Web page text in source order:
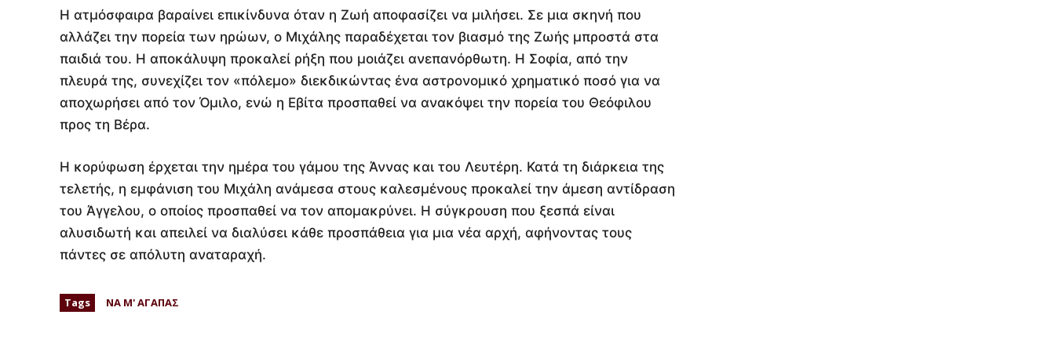
Η ατμόσφαιρα βαραίνει επικίνδυνα όταν η Ζωή αποφασίζει να μιλήσει. Σε μια σκηνή που
αλλάζει την πορεία των ηρώων, ο Μιχάλης παραδέχεται τον βιασμό της Ζωής μπροστά στα
παιδιά του. Η αποκάλυψη προκαλεί ρήξη που μοιάζει ανεπανόρθωτη. Η Σοφία, από την
πλευρά της, συνεχίζει τον «πόλεμο» διεκδικώντας ένα αστρονομικό χρηματικό ποσό για να
αποχωρήσει από τον Όμιλο, ενώ η Εβίτα προσπαθεί να ανακόψει την πορεία του Θεόφιλου
προς τη Βέρα.
Η κορύφωση έρχεται την ημέρα του γάμου της Άννας και του Λευτέρη. Κατά τη διάρκεια της
τελετής, η εμφάνιση του Μιχάλη ανάμεσα στους καλεσμένους προκαλεί την άμεση αντίδραση
του Άγγελου, ο οποίος προσπαθεί να τον απομακρύνει. Η σύγκρουση που ξεσπά είναι
αλυσιδωτή και απειλεί να διαλύσει κάθε προσπάθεια για μια νέα αρχή, αφήνοντας τους
πάντες σε απόλυτη αναταραχή.
Tags ΝΑ Μ' ΑΓΑΠΑΣ